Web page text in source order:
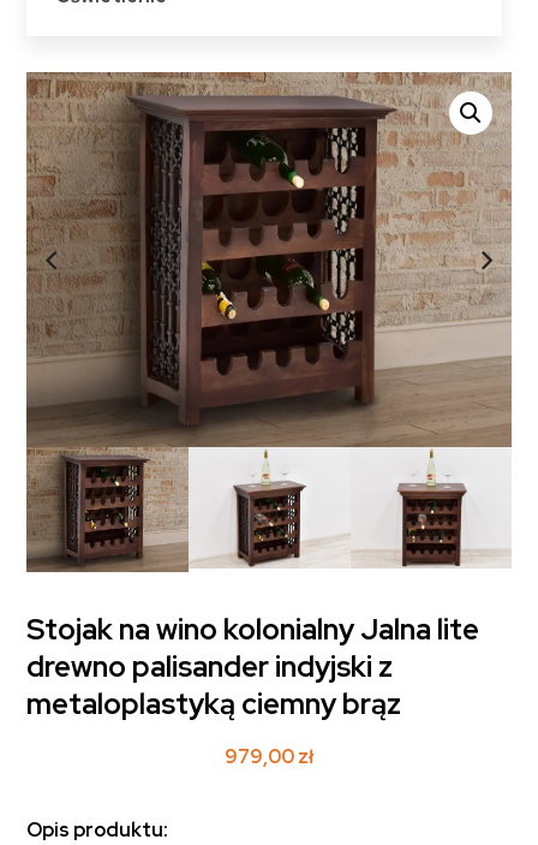
Stojak na wino kolonialny Jalna lite
drewno palisander indyjski z
metaloplastyką ciemny brąz
979,00zł
Opis produktu: